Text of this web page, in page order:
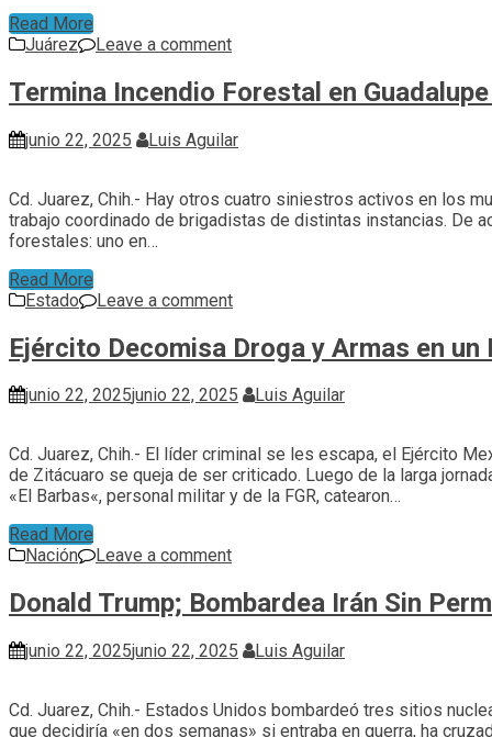
Read More
Juárez
Leave a comment
Termina Incendio Forestal en
junio 22, 2025 Luis Aguilar
Cd. Juarez, Chih.- Hay otros cuatro siniestros activos en los
trabajo coordinado de brigadistas de distintas instancias. De
forestales: uno en…
Read More
Estado
Leave a comment
Ejército Decomisa Droga y Armas en
junio 22, 2025junio 22, 2025 Luis Aguilar
Cd. Juarez, Chih.- El líder criminal se les escapa, el Ejército
de Zitácuaro se queja de ser criticado. Luego de la larga
«El Barbas«, personal militar y de la FGR, catearon…
Read More
Nación
Leave a comment
Donald Trump; Bombardea Irán Sin
junio 22, 2025junio 22, 2025 Luis Aguilar
Cd. Juarez, Chih.- Estados Unidos bombardeó tres sitios
que decidiría «en dos semanas» si entraba en guerra, ha